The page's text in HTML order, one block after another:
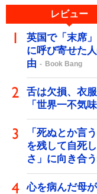
レビュー
英国で「末席
に呼び寄せた
由
Book Bang
舌は欠損、衣
「世界一不気
「死ぬとか言
を残して自死
さ」に向き合
心を病んだ母